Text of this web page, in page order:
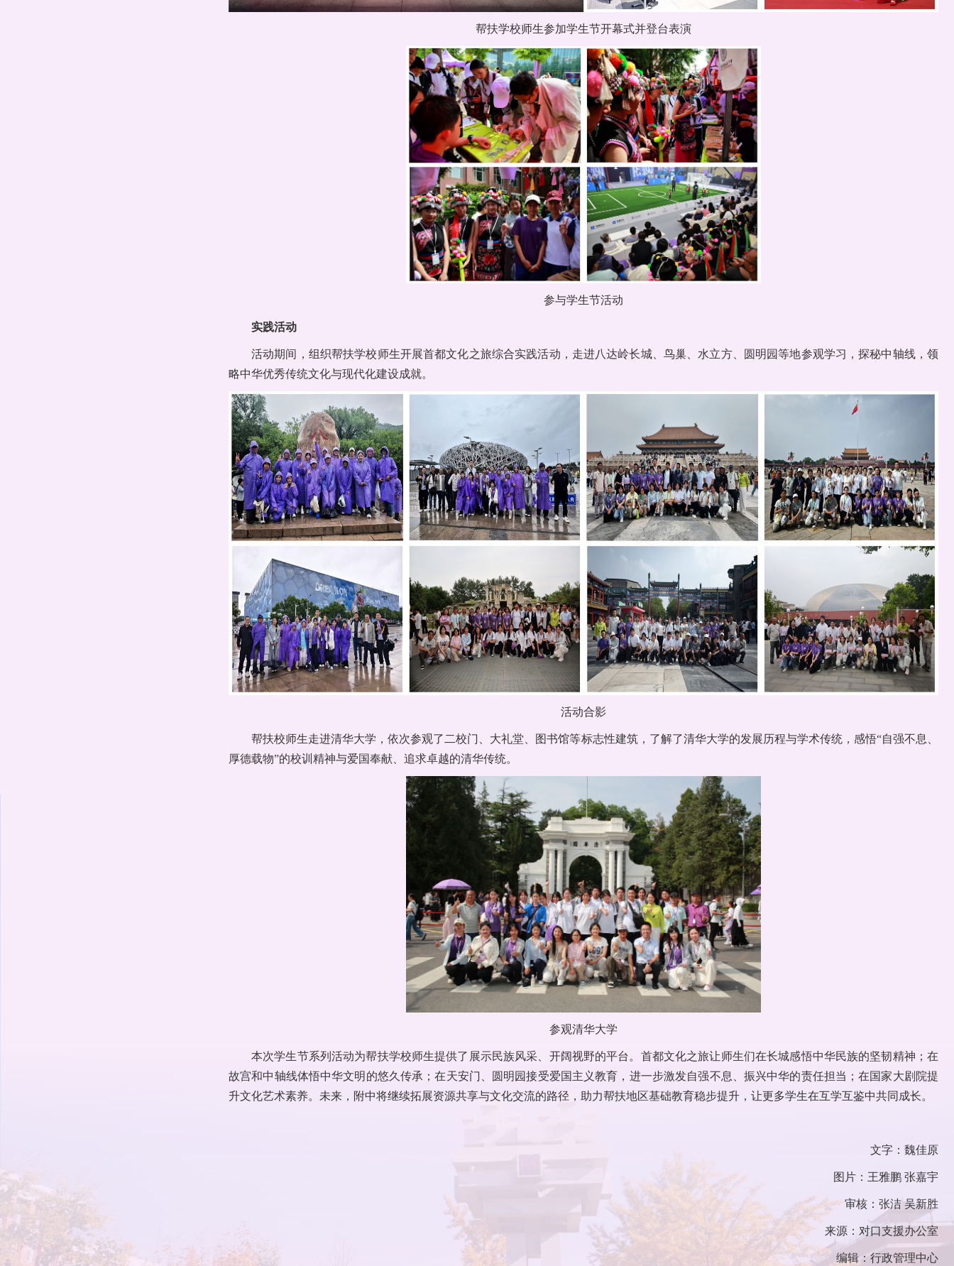
帮扶学校师生参加学生节开幕式并登台表演
参与学生节活动
实践活动
活动期间，组织帮扶学校师生开展首都文化之旅综合实践活动，走进八达岭长城、鸟巢、水立方、圆明园等地参观学习，探秘中轴线，领
略中华优秀传统文化与现代化建设成就。
活动合影
帮扶校师生走进清华大学，依次参观了二校门、大礼堂、图书馆等标志性建筑，了解了清华大学的发展历程与学术传统，感悟“自强不息、
厚德载物”的校训精神与爱国奉献、追求卓越的清华传统。
参观清华大学
本次学生节系列活动为帮扶学校师生提供了展示民族风采、开阔视野的平台。首都文化之旅让师生们在长城感悟中华民族的坚韧精神；在
故宫和中轴线体悟中华文明的悠久传承；在天安门、圆明园接受爱国主义教育，进一步激发自强不息、振兴中华的责任担当；在国家大剧院提
升文化艺术素养。未来，附中将继续拓展资源共享与文化交流的路径，助力帮扶地区基础教育稳步提升，让更多学生在互学互鉴中共同成长。
文字：魏佳原
图片：王雅鹏 张嘉宇
审核：张洁 吴新胜
来源：对口支援办公室
编辑：行政管理中心